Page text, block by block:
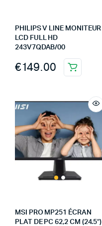
PHILIPS V LINE MONITEUR
LCD FULL HD
243V7QDAB/00
€149.00
MSI PRO MP251 ÉCRAN
PLAT DE PC 62,2 CM (24.5″)